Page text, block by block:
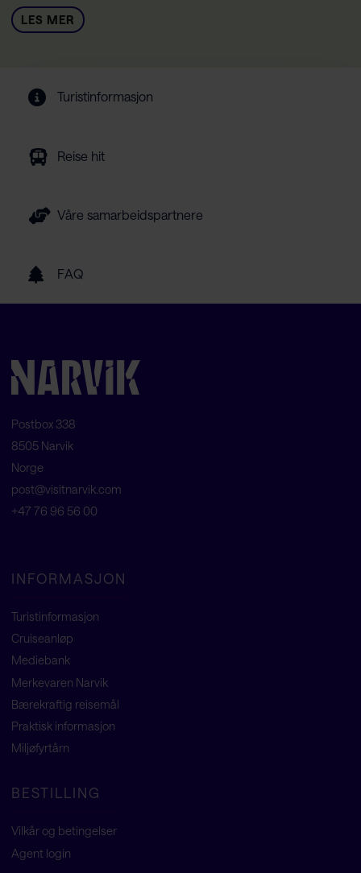
LES MER
Turistinformasjon
Reise hit
Våre samarbeidspartnere
FAQ
Postbox 338
8505 Narvik
Norge
post@visitnarvik.com
+47 76 96 56 00
INFORMASJON
Turistinformasjon
Cruiseanløp
Mediebank
Merkevaren Narvik
Bærekraftig reisemål
Praktisk informasjon
Miljøfyrtårn
BESTILLING
Vilkår og betingelser
Agent login